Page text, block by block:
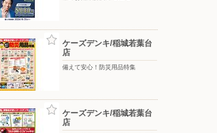
ケーズデンキ/稲城若葉台
店
備えて安心！防災用品特集
ケーズデンキ/稲城若葉台
店